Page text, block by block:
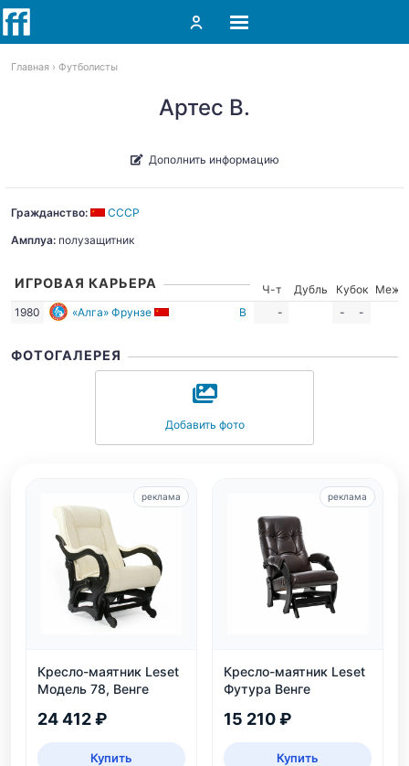
Главная Футболисты
Артес В.
Дополнить информацию
Гражданство:
СССР
Амплуа: полузащитник
ИГРОВАЯ КАРЬЕРА Ч-т Дубль Кубок
Межд.
1980
«Алга» Фрунзе В - - -
ФОТОГАЛЕРЕЯ
Добавить фото
Кресло-маятник Leset
Модель 78, Венге
24 412 ₽
Купить
реклама
Кресло-маятник Leset
Футура Венге
15 210 ₽
Купить
реклама